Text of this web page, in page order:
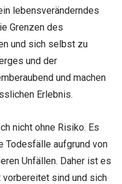
lebensveränderndes
Grenzen des
und sich selbst zu
und der
und machen
Erlebnis.
nicht ohne Risiko. Es
Todesfälle aufgrund von
Unfällen. Daher ist es
sind und sich